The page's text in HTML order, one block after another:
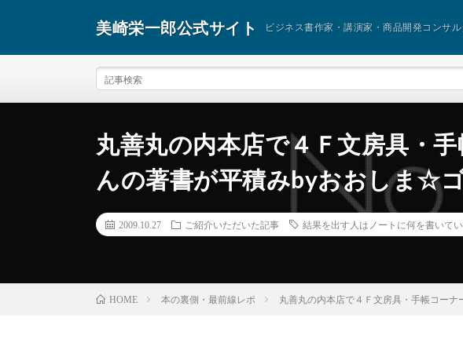
美崎栄一郎公式サイト ビジネス書作家・講演家・商品開発コンサル
丸善丸の内本店で４Ｆ文房具・
んの著書が平積みbyおおしま☆
2009.10.27 ご紹介いただいた記事 結果を出す人はノートに何を書いて
HOME 本の裏側・最前線レポ 丸善丸の内本店で４Ｆ文房具・手帳コー